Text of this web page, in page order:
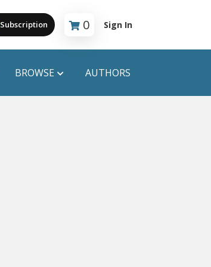
Subscription 0
Cart is empty
Sign In
BROWSE AUTHORS